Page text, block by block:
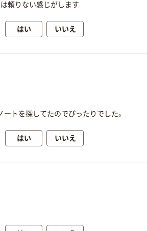
頼りない感じがします
はい いいえ
トを探してたのでぴったりでした。
はい いいえ